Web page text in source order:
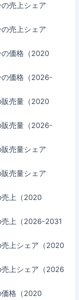
売上シェア
売上シェア
の価格（2020
の価格（2026-
販売量（2020
販売量（2026-
売量シェア
売量シェア
売上（2020
売上（2026-2031
売上シェア（2020
売上シェア（2026
価格（2020